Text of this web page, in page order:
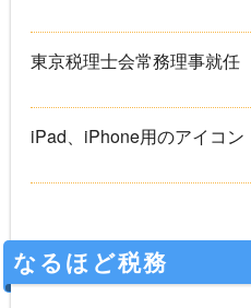
東京税理士会常務理事就任
iPad、iPhone用のアイコン
なるほど税務